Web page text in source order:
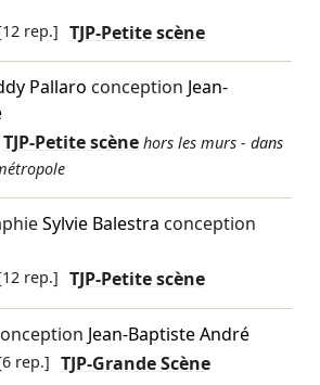
rep.] TJP-Petite scène
Pallaro conception Jean-
TJP-Petite scène hors les murs - dans
Sylvie Balestra conception
rep.] TJP-Petite scène
Jean-Baptiste André
rep.] TJP-Grande Scène